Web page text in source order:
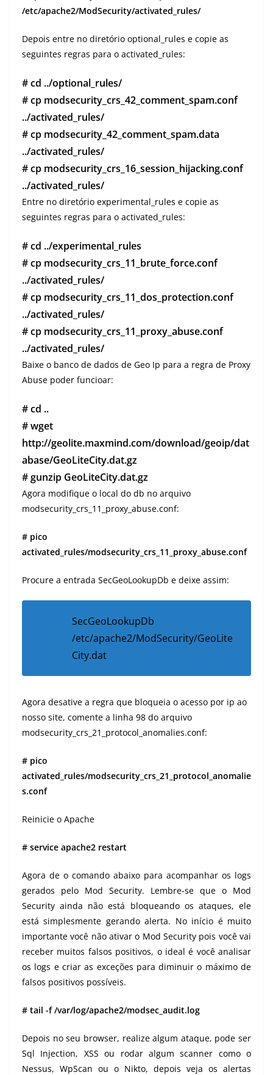
/etc/apache2/ModSecurity/activated_rules/
Depois entre no diretório optional_rules e copie as
seguintes regras para o activated_rules:
# cd ../optional_rules/
# cp modsecurity_crs_42_comment_spam.conf
../activated_rules/
# cp modsecurity_42_comment_spam.data
../activated_rules/
# cp modsecurity_crs_16_session_hijacking.conf
../activated_rules/
Entre no diretório experimental_rules e copie as
seguintes regras para o activated_rules:
# cd ../experimental_rules
# cp modsecurity_crs_11_brute_force.conf
../activated_rules/
# cp modsecurity_crs_11_dos_protection.conf
../activated_rules/
# cp modsecurity_crs_11_proxy_abuse.conf
../activated_rules/
Baixe o banco de dados de Geo Ip para a regra de Proxy
Abuse poder funcioar:
# cd ..
# wget
http://geolite.maxmind.com/download/geoip/dat
abase/GeoLiteCity.dat.gz
# gunzip GeoLiteCity.dat.gz
Agora modifique o local do db no arquivo
modsecurity_crs_11_proxy_abuse.conf:
# pico
activated_rules/modsecurity_crs_11_proxy_abuse.conf
Procure a entrada SecGeoLookupDb e deixe assim:
SecGeoLookupDb
/etc/apache2/ModSecurity/GeoLite
City.dat
Agora desative a regra que bloqueia o acesso por ip ao
nosso site, comente a linha 98 do arquivo
modsecurity_crs_21_protocol_anomalies.conf:
# pico
activated_rules/modsecurity_crs_21_protocol_anomalie
s.conf
Reinicie o Apache
# service apache2 restart
Agora de o comando abaixo para acompanhar os logs
gerados pelo Mod Security. Lembre-se que o Mod
Security ainda não está bloqueando os ataques, ele
está simplesmente gerando alerta. No início é muito
importante você não ativar o Mod Security pois você vai
receber muitos falsos positivos, o ideal é você analisar
os logs e criar as exceções para diminuir o máximo de
falsos positivos possíveis.
# tail -f /var/log/apache2/modsec_audit.log
Depois no seu browser, realize algum ataque, pode ser
Sql Injection, XSS ou rodar algum scanner como o
Nessus, WpScan ou o Nikto, depois veja os alertas